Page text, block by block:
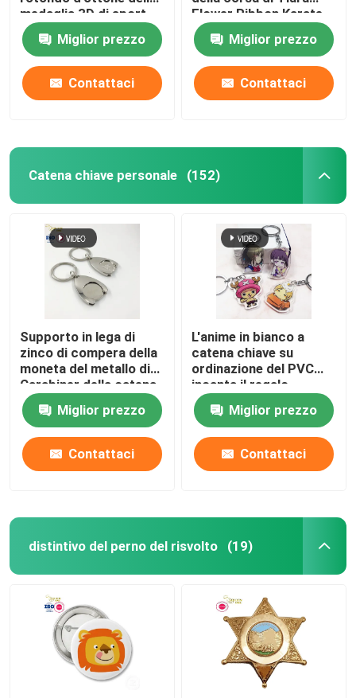
medaglia 3D di sport
del metallo con il
nastroMiglior prezzo
Contattaci
Flower Ribbon Karate
Personalized
Miglior prezzo
Contattaci
Catena chiave personale (152)
Supporto in lega di
zinco di compera della
moneta del metallo di
Carabiner della catena
chiave della moneta del
carrello per il regalo
Miglior prezzo
Contattaci
L'anime in bianco a
catena chiave su
ordinazione del PVC
incanta il regalo
acrilico di promozione
dell'anello portachiavi
Miglior prezzo
Contattaci
distintivo del perno del risvolto (19)